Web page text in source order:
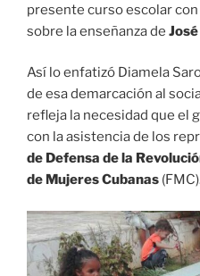
presente curso escolar
sobre la enseñanza de
Así lo enfatizó Diamela
de esa demarcación al
refleja la necesidad que el
con la asistencia de los
de Defensa de la
de Mujeres Cubanas